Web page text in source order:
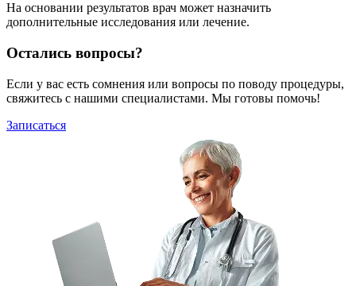
На основании результатов врач может назначить
дополнительные исследования или лечение.
Остались вопросы?
Если у вас есть сомнения или вопросы по поводу процедуры,
свяжитесь с нашими специалистами. Мы готовы помочь!
Записаться